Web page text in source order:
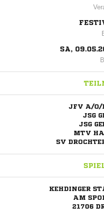
SA,
JFV A/O/
JSG
JSG
MTV
SV
KEHDINGER
AM
21706